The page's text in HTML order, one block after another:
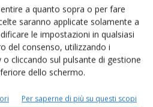
a quanto sopra o per fare
saranno applicate solamente a
le impostazioni in qualsiasi
del consenso, utilizzando i
cliccando sul pulsante di gestione
dello schermo.
Per saperne di più su questi scopi
stabile ed export ai